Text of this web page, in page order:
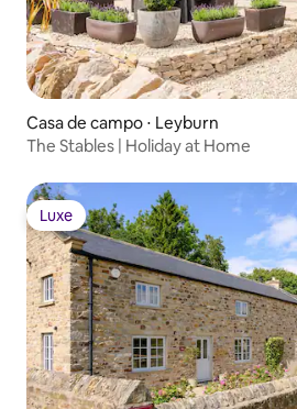
Casa de campo ⋅ Leyburn
The Stables | Holiday at Home
Luxe
Luxe